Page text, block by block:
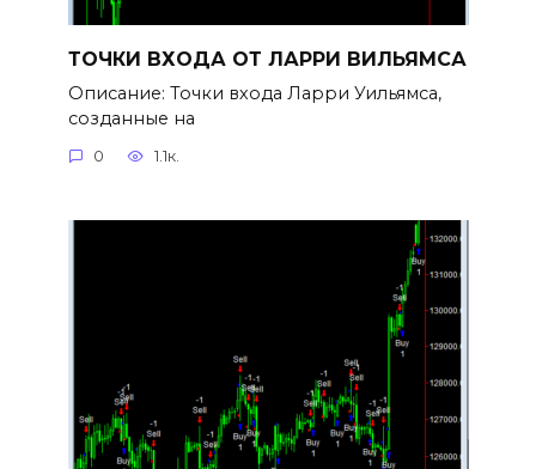
ТОЧКИ ВХОДА ОТ ЛАРРИ ВИЛЬЯМСА
Описание: Точки входа Ларри Уильямса,
созданные на
0 1.1к.